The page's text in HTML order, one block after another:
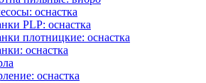
оснастка
PLP: оснастка
плотницкие: оснастка
оснастка
оснастка